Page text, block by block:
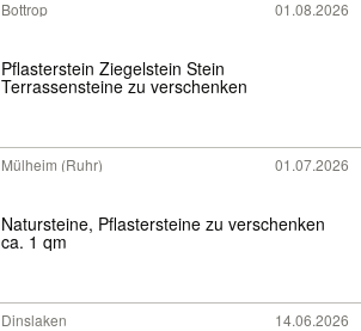
Bottrop 01.08.2026
Pflasterstein Ziegelstein Stein
Terrassensteine zu verschenken
Mülheim (Ruhr) 01.07.2026
Natursteine, Pflastersteine zu verschenken
ca. 1 qm
Dinslaken 14.06.2026